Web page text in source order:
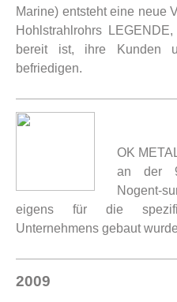
Marine) entsteht eine neue
Hohlstrahlrohrs
bereit ist, ihre Kunden
befriedigen.
OK
an der
Nogent-
eigens für die
Unternehmens gebaut
2009